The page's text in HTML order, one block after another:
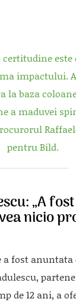
certitudine este
impactului.
la baza
a maduvei
pentruBild.
„A
nicio
a fost
de 12 ani, a